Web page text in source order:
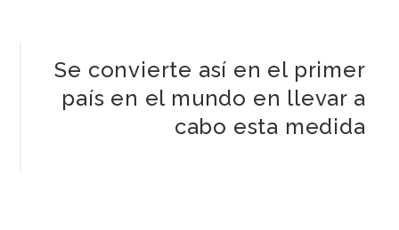
Se convierte así en el primer
país en el mundo en llevar a
cabo esta medida